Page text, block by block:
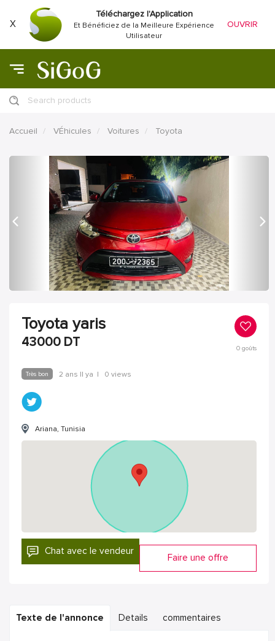
X
Téléchargez l'Application
Et Bénéficiez de la Meilleure Expérience
Utilisateur
OUVRIR
Search products
Accueil VÉhicules Voitures Toyota
précédent
Toyota yaris
43000 DT 0goûts
Très bon 2 ans Il ya | 0 views
Ariana, Tunisia
Chat avec le vendeur
Faire une offre
Texte de l'annonce Details commentaires